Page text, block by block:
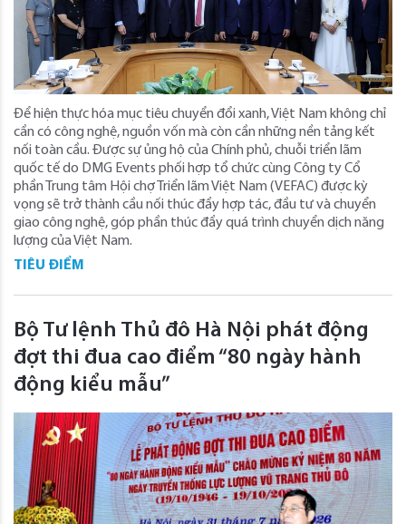
Để hiện thực hóa mục tiêu chuyển đổi xanh, Việt Nam không chỉ
cần có công nghệ, nguồn vốn mà còn cần những nền tảng kết
nối toàn cầu. Được sự ủng hộ của Chính phủ, chuỗi triển lãm
quốc tế do DMG Events phối hợp tổ chức cùng Công ty Cổ
phần Trung tâm Hội chợ Triển lãm Việt Nam (VEFAC) được kỳ
vọng sẽ trở thành cầu nối thúc đẩy hợp tác, đầu tư và chuyển
giao công nghệ, góp phần thúc đẩy quá trình chuyển dịch năng
lượng của Việt Nam.
TIÊU ĐIỂM
Bộ Tư lệnh Thủ đô Hà Nội phát động
đợt thi đua cao điểm “80 ngày hành
động kiểu mẫu”